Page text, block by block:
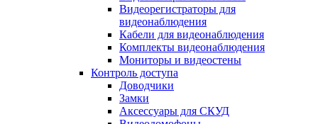
Видеорегистраторы для
видеонаблюдения
Кабели для видеонаблюдения
Комплекты видеонаблюдения
Мониторы и видеостены
Контроль доступа
Доводчики
Замки
Аксессуары для СКУД